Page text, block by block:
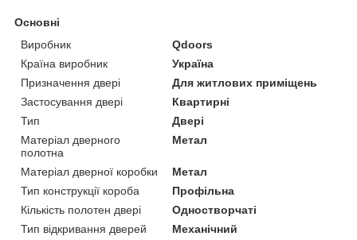
Основні
Виробник
Qdoors
Країна виробник
Україна
Призначення двері
Для житлових приміщень
Застосування двері
Квартирні
Тип
Двері
Матеріал дверного
полотна
Метал
Матеріал дверної коробки
Метал
Тип конструкції короба
Профільна
Кількість полотен двері
Одностворчаті
Тип відкривання дверей
Механічний